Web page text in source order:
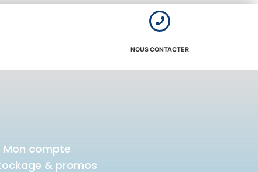
NOUS CONTACTER
Mon compte
& promos